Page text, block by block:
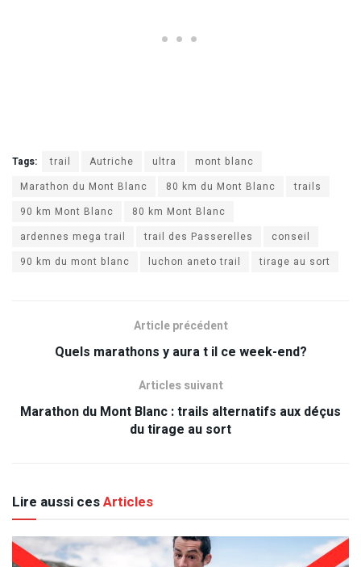
Tags: trail Autriche ultra
mont blanc
Marathon du Mont Blanc
80 km du Mont Blanc
trails
90 km Mont Blanc
80 km Mont Blanc
ardennes mega trail
trail des Passerelles
conseil
90 km du mont blanc
luchon aneto trail tirage au sort
Article précédent
Quels marathons y aura t il ce week-end?
Articles suivant
Marathon du Mont Blanc : trails alternatifs aux déçus
du tirage au sort
Lire aussi cesArticles